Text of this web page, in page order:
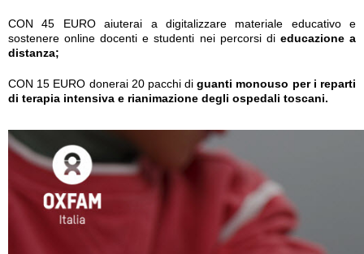
CON 45 EURO aiuterai a digitalizzare materiale educativo e
sostenere online docenti e studenti nei percorsi di educazione a
distanza;
CON 15 EURO donerai 20 pacchi diguanti monouso per i reparti
di terapia intensiva e rianimazione degli ospedali toscani.